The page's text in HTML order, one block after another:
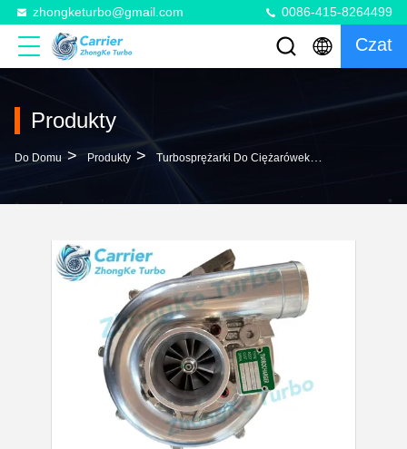
zhongketurbo@gmail.com 0086-415-8264499
Czat
Produkty
Do Domu > Produkty > Turbosprężarki Do Ciężarówek Z Silnikiem Diesla